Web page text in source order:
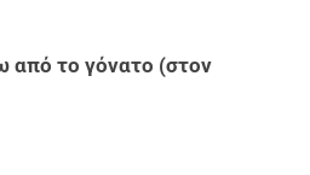
από το γόνατο (στον